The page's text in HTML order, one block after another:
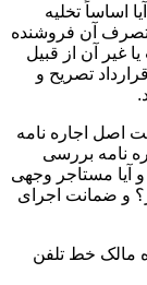
اساساً تخلیه
آن فروشنده
غیر آن از قبیل
تصریح و
اصل اجاره نامه
نامه بررسی
و آیا مستاجر وجهی
و ضمانت اجرای
مالک خط تلفن